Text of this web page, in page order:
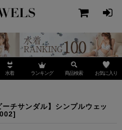
水着 ランキング 商品検索 お気に入り
ーチサンダル】シンプルウェッ
]